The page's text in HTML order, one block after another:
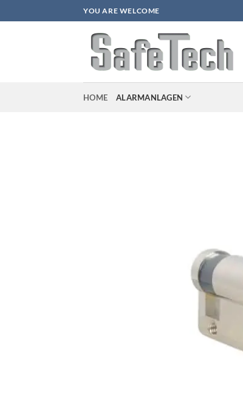
Inhalt
YOU ARE WELCOME
HOME ALARMANLAGEN